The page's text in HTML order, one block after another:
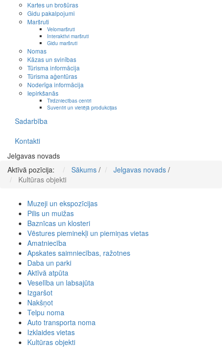
Kartes un brošūras
Gidu pakalpojumi
Maršruti
Velomaršruti
Interaktīvi maršruti
Gidu maršruti
Nomas
Kāzas un svinības
Tūrisma informācija
Tūrisma aģentūras
Noderīga informācija
Iepirkšanās
Tirdzniecības centri
Suvenīri un vietējā produkcijas
Sadarbība
Kontakti
Jelgavas novads
Aktīvā pozīcija:
Sākums / Jelgavas novads /
Kultūras objekti
Muzeji un ekspozīcijas
Pilis un muižas
Baznīcas un klosteri
Vēstures pieminekļi un piemiņas vietas
Amatniecība
Apskates saimniecības, ražotnes
Daba un parki
Aktīvā atpūta
Veselība un labsajūta
Izgaršot
Nakšņot
Telpu noma
Auto transporta noma
Izklaides vietas
Kultūras objekti